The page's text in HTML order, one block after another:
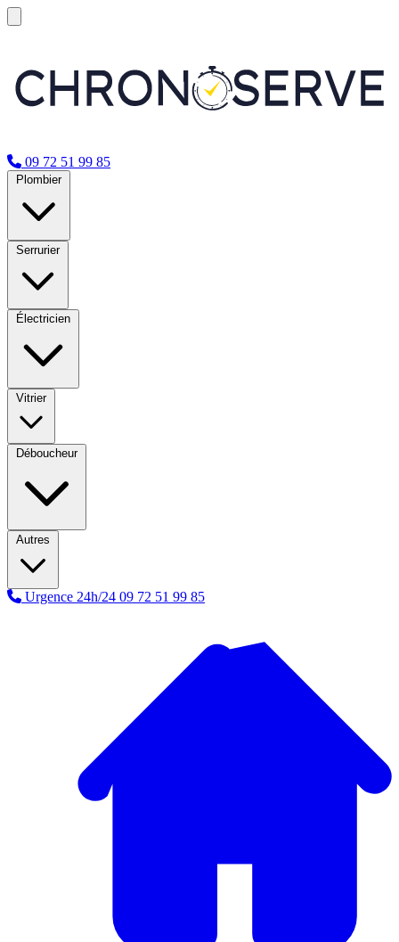
09 72 51 99 85
Plombier
Serrurier
Électricien
Vitrier
Déboucheur
Autres
Urgence 24h/24 09 72 51 99 85